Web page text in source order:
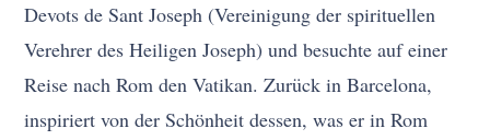
Devots de Sant Joseph (Vereinigung der spirituellen
Verehrer des Heiligen Joseph) und besuchte auf einer
Reise nach Rom den Vatikan. Zurück in Barcelona,
inspiriert von der Schönheit dessen, was er in Rom